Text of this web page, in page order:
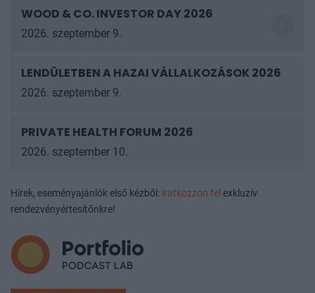
WOOD & CO. INVESTOR DAY 2026
2026. szeptember 9.
LENDÜLETBEN A HAZAI VÁLLALKOZÁSOK
2026
PRIVATE HEALTH FORUM 2026
Hírek, eseményajánlók első kézből: